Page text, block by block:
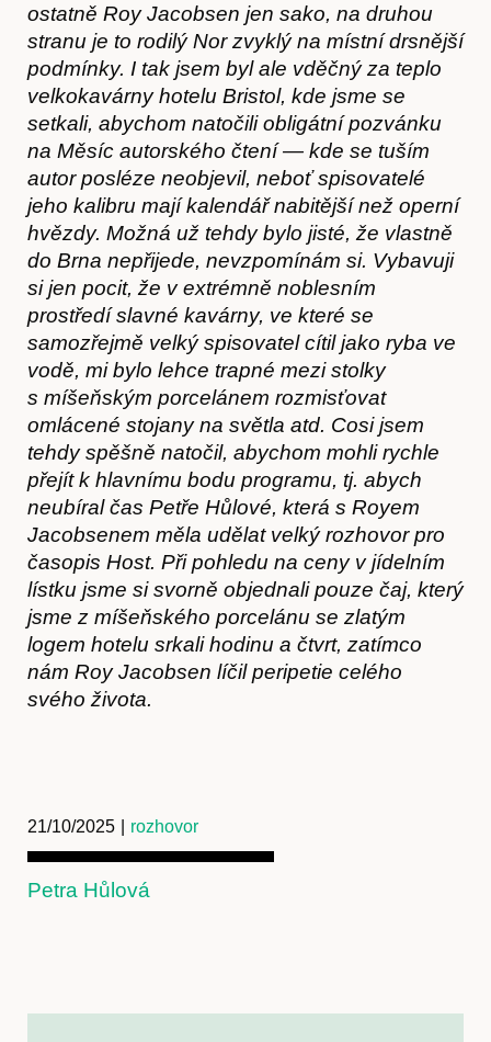
ostatně Roy Jacobsen jen sako, na druhou
stranu je to rodilý Nor zvyklý na místní drsnější
podmínky. I tak jsem byl ale vděčný za teplo
velkokavárny hotelu Bristol, kde jsme se
setkali, abychom natočili obligátní pozvánku
na Měsíc autorského čtení — kde se tuším
autor posléze neobjevil, neboť spisovatelé
jeho kalibru mají kalendář nabitější než operní
hvězdy. Možná už tehdy bylo jisté, že vlastně
do Brna nepřijede, nevzpomínám si. Vybavuji
si jen pocit, že v extrémně noblesním
prostředí slavné kavárny, ve které se
samozřejmě velký spisovatel cítil jako ryba ve
vodě, mi bylo lehce trapné mezi stolky
s míšeňským porcelánem rozmisťovat
omlácené stojany na světla atd. Cosi jsem
tehdy spěšně natočil, abychom mohli rychle
přejít k hlavnímu bodu programu, tj. abych
neubíral čas Petře Hůlové, která s Royem
Jacobsenem měla udělat velký rozhovor pro
časopis Host. Při pohledu na ceny v jídelním
lístku jsme si svorně objednali pouze čaj, který
jsme z míšeňského porcelánu se zlatým
logem hotelu srkali hodinu a čtvrt, zatímco
nám Roy Jacobsen líčil peripetie celého
svého života.
21/10/2025 rozhovor
Petra Hůlová